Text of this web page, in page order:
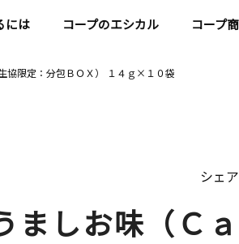
には コープのエシカル コープ
協限定：分包ＢＯＸ） １４ｇ×１０袋
シェ
しお味（Ｃａ